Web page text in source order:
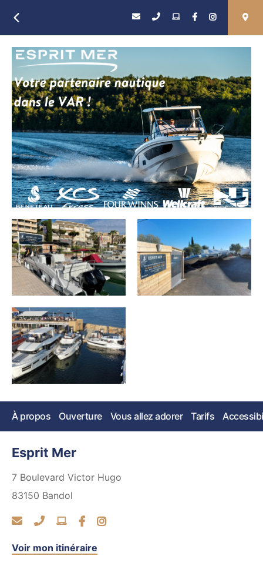
À propos Ouverture Vous allez adorer Tarifs
Esprit Mer
7 Boulevard Victor Hugo
83150 Bandol
Voir mon itinéraire